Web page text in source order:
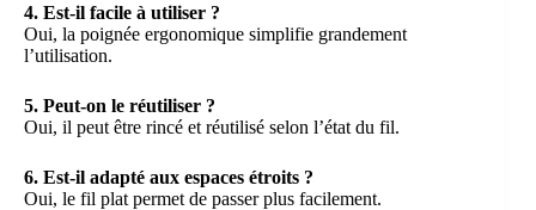
4. Est-il facile à utiliser ?
Oui, la poignée ergonomique simplifie grandement
l’utilisation.
5. Peut-on le réutiliser ?
Oui, il peut être rincé et réutilisé selon l’état du fil.
6. Est-il adapté aux espaces étroits ?
Oui, le fil plat permet de passer plus facilement.